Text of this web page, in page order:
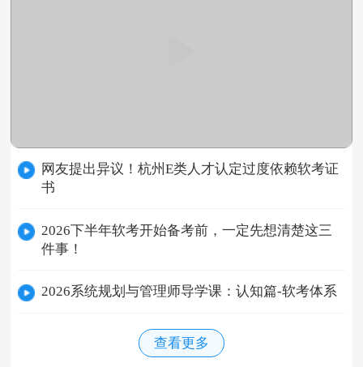
网友提出异议！杭州E类人才认定过度依赖软考证
书
2026下半年软考开始备考前，一定先想清楚这三
件事！
2026系统规划与管理师导学课：认知篇-软考体系
查看更多